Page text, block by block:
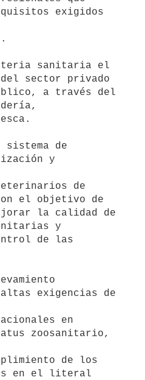
exigidos
sanitaria el
sector privado
sistema de
y
el objetivo de
y
exigencias de
zoosanitario,
en el literal